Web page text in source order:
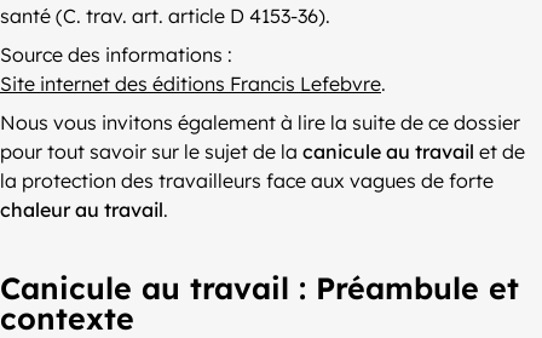
santé (C. trav. art. article D 4153-36).
Source des informations :
Site internet des éditions Francis Lefebvre.
Nous vous invitons également à lire la suite de ce dossier
pour tout savoir sur le sujet de la canicule au travail et de
la protection des travailleurs face aux vagues de forte
chaleur au travail.
Canicule au travail : Préambule et
contexte